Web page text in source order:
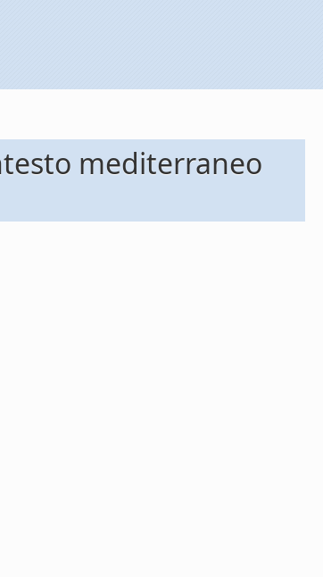
mediterraneo